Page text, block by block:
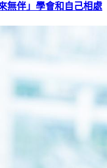
無伴」學會和自己相處